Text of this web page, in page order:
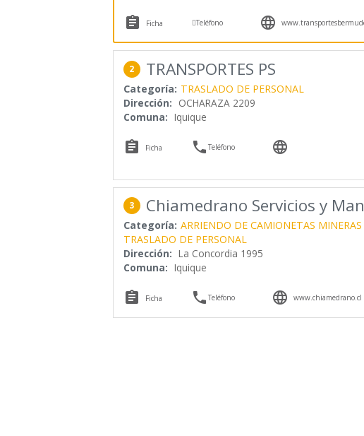
 Ficha Teléfono 
2 TRANSPORTES PS
Categoría: TRASLADO DE PERSONAL
Dirección: OCHARAZA 2209
Comuna: Iquique
 Ficha Teléfono 
3 Chiamedrano Servicios y
Categoría: ARRIENDO DE CAMIONETAS MINERAS
TRASLADO DE PERSONAL
Dirección: La Concordia 1995
Comuna: Iquique
 Ficha Teléfono  www.chiamedrano.cl